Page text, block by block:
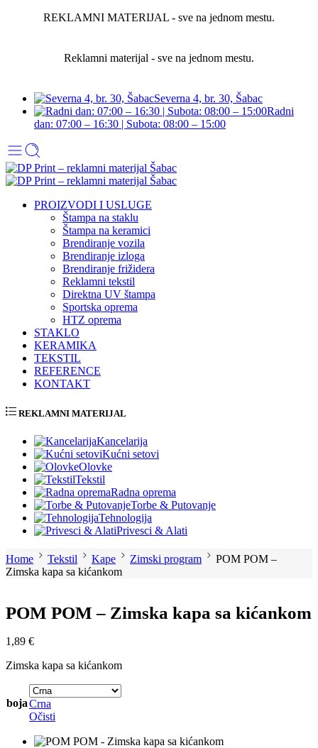
REKLAMNI MATERIJAL - sve na jednom mestu.
Reklamni materijal - sve na jednom mestu.
Severna 4, br. 30, Šabac
Radni
dan: 07:00 – 16:30 | Subota: 08:00 – 15:00
PROIZVODI I USLUGE
Štampa na staklu
Štampa na keramici
Brendiranje vozila
Brendiranje izloga
Brendiranje frižidera
Reklamni tekstil
Direktna UV štampa
Sportska oprema
HTZ oprema
STAKLO
KERAMIKA
TEKSTIL
REFERENCE
KONTAKT
REKLAMNI MATERIJAL
Kancelarija
Kućni setovi
Olovke
Tekstil
Radna oprema
Torbe & Putovanje
Tehnologija
Privesci & Alati
Home Tekstil Kape Zimski program
POM POM –
Zimska kapa sa kićankom
POM POM – Zimska kapa sa kićankom
1,89 €
Zimska kapa sa kićankom
bojaCrna
Očisti